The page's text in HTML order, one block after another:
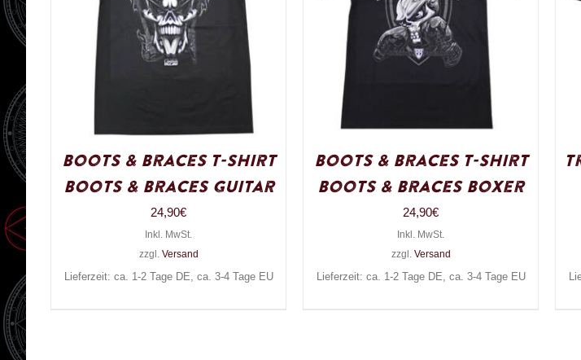
Boots & Braces T-Shirt
Boots & Braces Guitar
24,90€
Inkl. MwSt.
zzgl. Versand
Lieferzeit: ca. 1-2 Tage DE, ca. 3-4 Tage EU
Boots & Braces T-Shirt
Boots & Braces Boxer
24,90€
Inkl. MwSt.
zzgl. Versand
Lieferzeit: ca. 1-2 Tage DE, ca. 3-4 Tage EU